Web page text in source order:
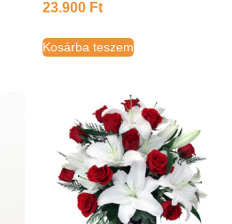
23.900 Ft
Kosárba teszem